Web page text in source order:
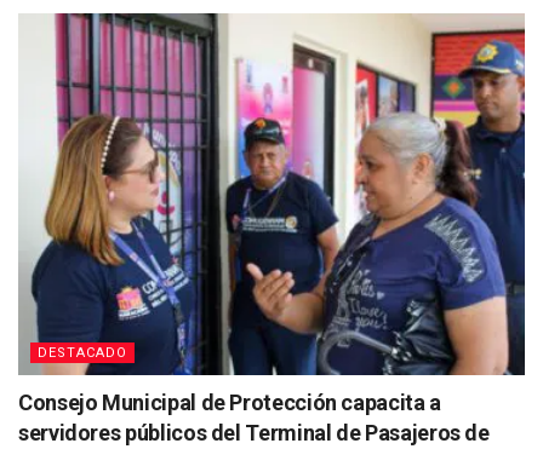
DESTACADO
Consejo Municipal de Protección capacita a
servidores públicos del Terminal de Pasajeros de